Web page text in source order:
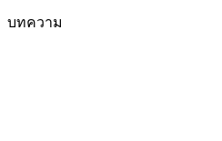
บทความ